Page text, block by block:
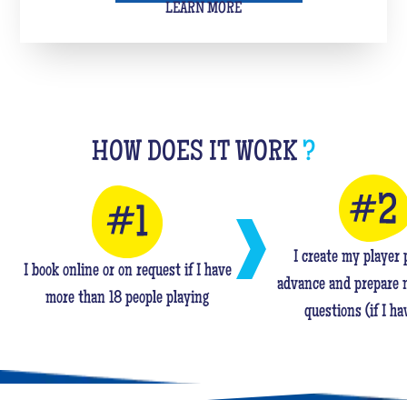
LEARN MORE
HOW DOES IT WORK ?
I book online or on request if I have
more than 18 people playing
I create my player
advance and prepare
questions (if I